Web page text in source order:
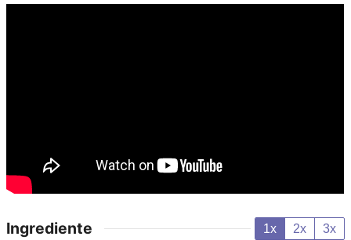
Ingrediente 1x 2x 3x